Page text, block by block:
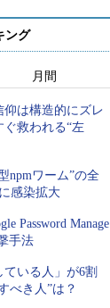
ング
月間
仰は構造的にズレ
救われる“左
npmワーム”の全
感染拡大
Password Manage
手法
ている人」が6割
べき人”は？